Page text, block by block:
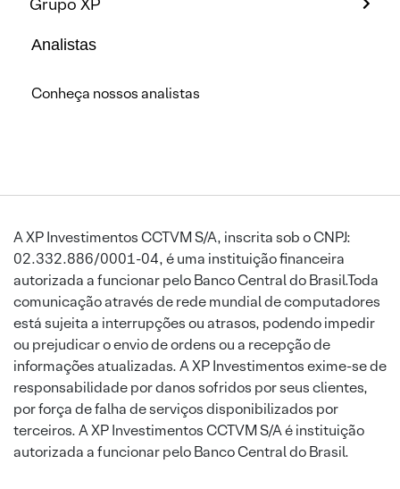
Analistas
Conheça nossos analistas
A XP Investimentos CCTVM S/A, inscrita sob o CNPJ:
02.332.886/0001-04, é uma instituição financeira
autorizada a funcionar pelo Banco Central do Brasil.Toda
comunicação através de rede mundial de computadores
está sujeita a interrupções ou atrasos, podendo impedir
ou prejudicar o envio de ordens ou a recepção de
informações atualizadas. A XP Investimentos exime-se de
responsabilidade por danos sofridos por seus clientes,
por força de falha de serviços disponibilizados por
terceiros. A XP Investimentos CCTVM S/A é instituição
autorizada a funcionar pelo Banco Central do Brasil.